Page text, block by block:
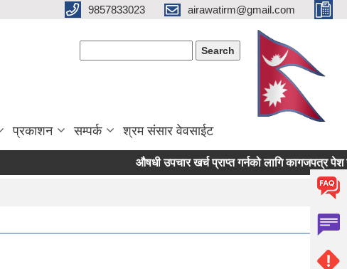
9857833023 airawatirm@gmail.com
प्रकाशन सम्पर्क श्रम संसार वेवसाईट
औषधी उपचार खर्च प्राप्त गर्नको लागि कागजपत्र पेश गर्ने